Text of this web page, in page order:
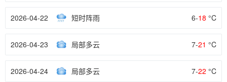
2026-04-22 短时阵雨 6-18 °C
2026-04-23 局部多云 7-21 °C
2026-04-24 局部多云 7-22 °C